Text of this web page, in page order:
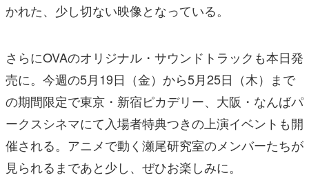
かれた、少し切ない映像となっている。
さらにOVAのオリジナル・サウンドトラックも本日発
売に。今週の5月19日（金）から5月25日（木）まで
の期間限定で東京・新宿ピカデリー、大阪・なんばパ
ークスシネマにて入場者特典つきの上演イベントも開
催される。アニメで動く瀬尾研究室のメンバーたちが
見られるまであと少し、ぜひお楽しみに。